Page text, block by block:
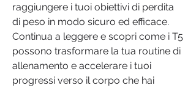
raggiungere i tuoi obiettivi di perdita
di peso in modo sicuro ed efficace.
Continua a leggere e scopri come i T5
possono trasformare la tua routine di
allenamento e accelerare i tuoi
progressi verso il corpo che hai